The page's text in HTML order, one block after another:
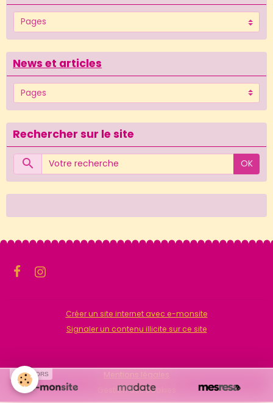
News et articles
Rechercher sur le site
OK
Créer un site internet avec e-monsite
Signaler un contenu illicite sur ce site
Mentions légales
Gestion des cookies
SPONSORS